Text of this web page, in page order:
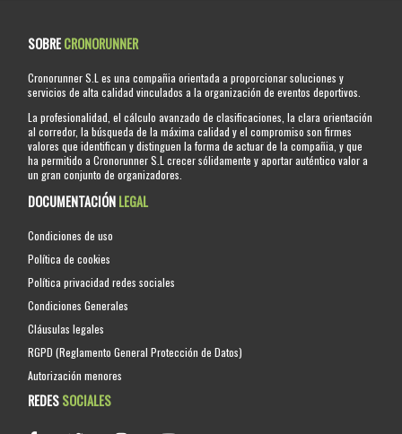
SOBRECRONORUNNER
Cronorunner S.L es una compañia orientada a proporcionar soluciones y
servicios de alta calidad vinculados a la organización de eventos deportivos.
La profesionalidad, el cálculo avanzado de clasificaciones, la clara orientación
al corredor, la búsqueda de la máxima calidad y el compromiso son firmes
valores que identifican y distinguen la forma de actuar de la compañia, y que
ha permitido a Cronorunner S.L crecer sólidamente y aportar auténtico valor a
un gran conjunto de organizadores.
DOCUMENTACIÓNLEGAL
Condiciones de uso
Política de cookies
Política privacidad redes sociales
Condiciones Generales
Cláusulas legales
RGPD (Reglamento General Protección de Datos)
Autorización menores
REDESSOCIALES